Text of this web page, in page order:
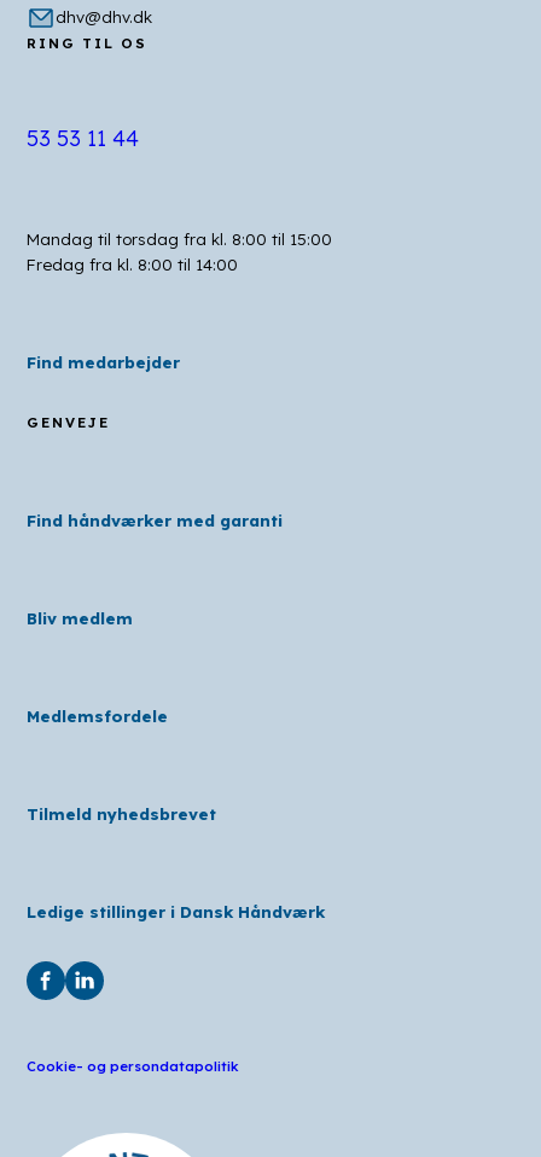
dhv@dhv.dk
RING TIL OS
53 53 11 44
Mandag til torsdag fra kl. 8:00 til 15:00
Fredag fra kl. 8:00 til 14:00
Find medarbejder
GENVEJE
Find håndværker med garanti
Bliv medlem
Medlemsfordele
Tilmeld nyhedsbrevet
Ledige stillinger i Dansk Håndværk
Cookie- og persondatapolitik